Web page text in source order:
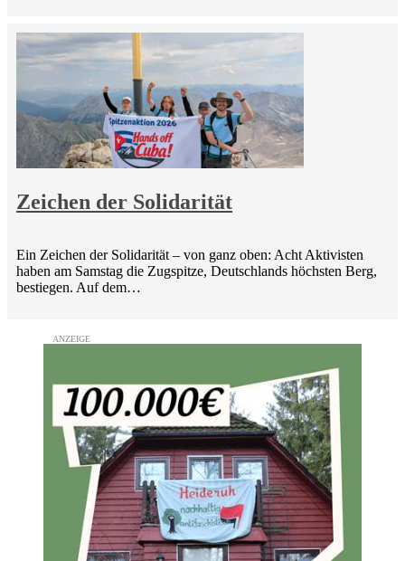
Zeichen der Solidarität
Ein Zeichen der Solidarität – von ganz oben: Acht Aktivisten
haben am Samstag die Zugspitze, Deutschlands höchsten Berg,
bestiegen. Auf dem…